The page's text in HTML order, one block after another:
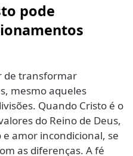
pode
de transformar
mesmo aqueles
Quando Cristo é o
do Reino de Deus,
amor incondicional, se
as diferenças. A fé